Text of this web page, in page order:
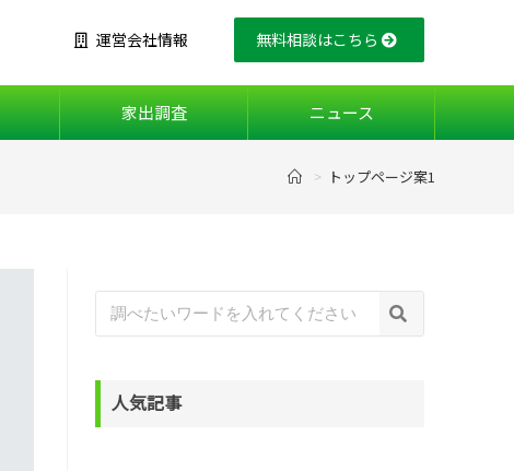
運営会社情報 無料相談はこちら
家出調査 ニュース
> トップページ案1
人気記事